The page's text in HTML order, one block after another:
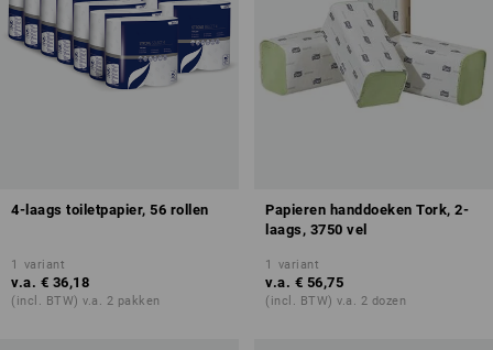
4-laags toiletpapier, 56 rollen
1 variant
v.a. € 36,18
(incl. BTW) v.a. 2 pakken
Papieren handdoeken Tork, 2-
laags, 3750 vel
1 variant
v.a. € 56,75
(incl. BTW) v.a. 2 dozen